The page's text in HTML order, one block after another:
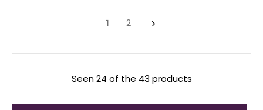
1 2
Seen 24 of the 43 products